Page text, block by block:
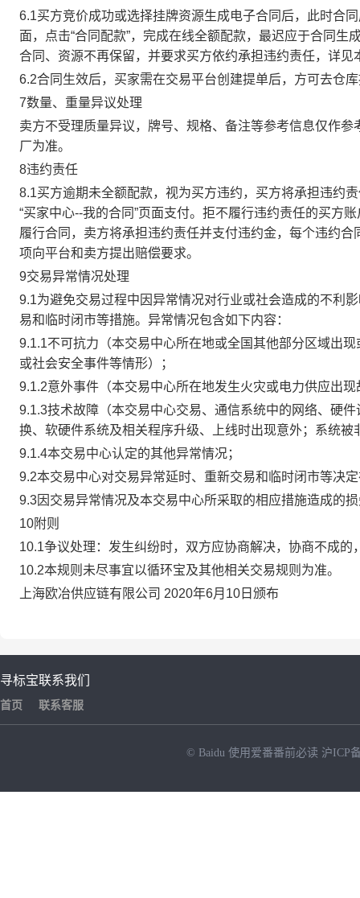
6.1买方竞价成功或选择挂牌资源生成电子合同后，此时合
面，点击“合同配款”，完成在线全额配款，最迟应于合同
合同、资源不再保留，并要求买方依约承担违约责任，详见
6.2合同生效后，买家需在交易平台创建提单后，方可去仓
7数量、重量异议处理
卖方不受理质量异议，牌号、规格、备注等参考信息仅作
厂为准。
8违约责任
8.1买方逾期未全额配款，视为买方违约，买方将承担违约
“买家中心--我的合同”页面支付。拒不履行违约责任的买方
履行合同，卖方将承担违约责任并支付违约金，每个违约
项向平台和卖方提出赔偿要求。
9交易异常情况处理
9.1为避免交易过程中因异常情况对行业或社会造成的不利
易和临时闭市等措施。异常情况包含如下内容：
9.1.1不可抗力（本交易中心所在地或全国其他部分区域出
或社会安全事件等情形）；
9.1.2意外事件（本交易中心所在地发生火灾或电力供应出
9.1.3技术故障（本交易中心交易、通信系统中的网络、硬
换、软硬件系统及相关程序升级、上线时出现意外；系统
9.1.4本交易中心认定的其他异常情况；
9.2本交易中心对交易异常延时、重新交易和临时闭市等决
9.3因交易异常情况及本交易中心所采取的相应措施造成的
10附则
10.1争议处理：发生纠纷时，双方应协商解决，协商不成
10.2本规则未尽事宜以循环宝及其他相关交易规则为准。
上海欧冶供应链有限公司 2020年6月10日颁布
寻标宝
首页
联系我们
联系客服
© Baidu 使用爱番番前必读 沪ICP